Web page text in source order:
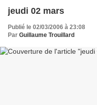
jeudi 02 mars
Publié le 02/03/2006 à 23:08
Par Guillaume Trouillard